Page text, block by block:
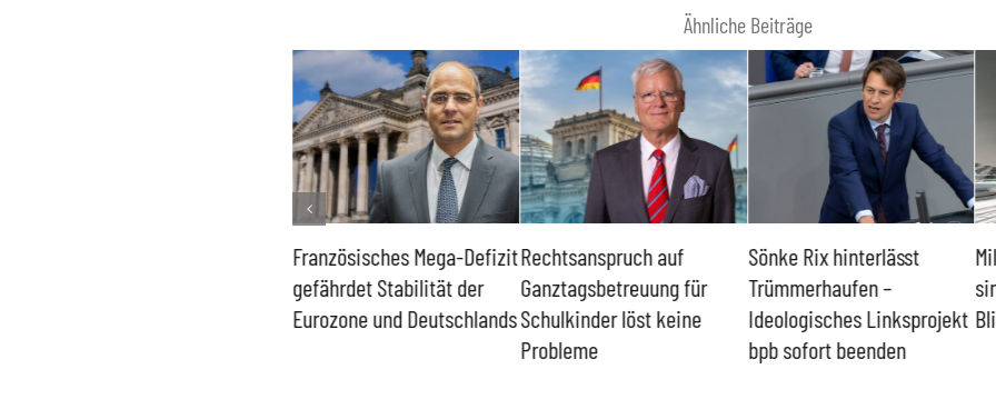
Ähnliche Beiträge
Französisches Mega-Defizit
gefährdet Stabilität der
Eurozone und Deutschlands
Rechtsanspruch auf
Ganztagsbetreuung für
Schulkinder löst keine
Probleme
Sönke Rix hinterlässt
Trümmerhaufen –
Ideologisches Linksprojekt
bpb sofort beenden